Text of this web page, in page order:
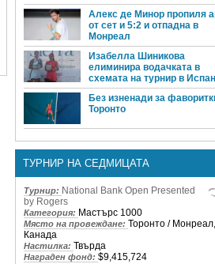
Алекс де Минор пропиля
от сет и 5:2 и отпадна в
Монреал
Изабелла Шиникова
елиминира водачката в
схемата на турнир в
Без изненади за
Торонто
ТУРНИР НА СЕДМИЦАТА
Турнир: National Bank Open Presented
by Rogers
Категория: Мастърс 1000
Място на провеждане: Торонто / Монреал,
Канада
Настилка: Твърда
Награден фонд: $9,415,724